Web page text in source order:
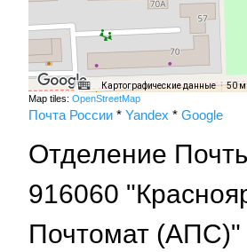
Картографические данные 50 м
Map tiles: OpenStreetMap
Почта России * Yandex * Google
Отделение
916060
Почтомат (АПС)"